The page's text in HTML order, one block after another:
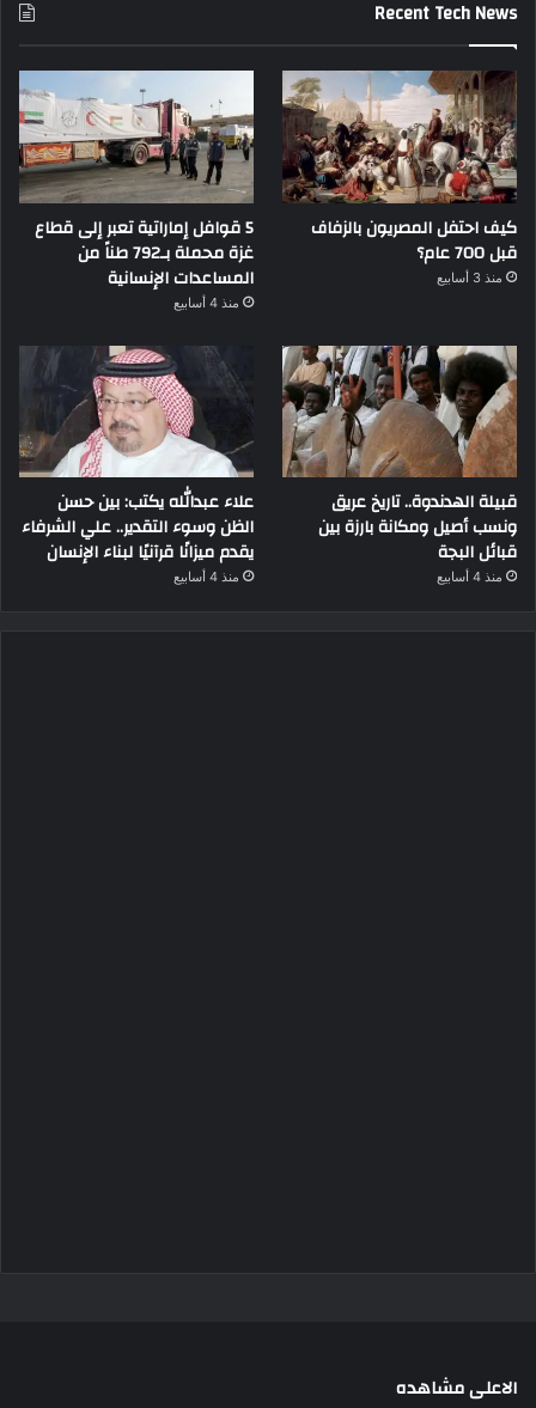
Recent Tech News
كيف احتفل المصريون بالزفاف
قبل 700 عام؟
منذ 3 أسابيع
5 قوافل إماراتية تعبر إلى قطاع
غزة محملة بـ792 طناً من
المساعدات الإنسانية
منذ 4 أسابيع
قبيلة الهدندوة.. تاريخ عريق
ونسب أصيل ومكانة بارزة بين
قبائل البجة
منذ 4 أسابيع
علاء عبدالله يكتب: بين حسن
الظن وسوء التقدير.. علي الشرفاء
يقدم ميزانًا قرآنيًا لبناء الإنسان
منذ 4 أسابيع
الاعلى مشاهده